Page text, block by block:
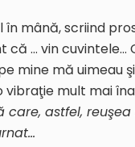
mână, scriind
că … vin
mine mă uimeau
mult mai
astfel,